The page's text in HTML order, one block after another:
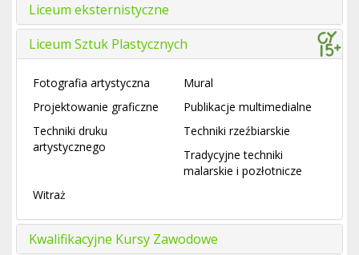
Liceum eksternistyczne
Liceum Sztuk Plastycznych
Fotografia artystyczna
Mural
Projektowanie graficzne
Publikacje multimedialne
Techniki druku
artystycznego
Techniki rzeźbiarskie
Tradycyjne techniki
malarskie i pozłotnicze
Witraż
Kwalifikacyjne Kursy Zawodowe